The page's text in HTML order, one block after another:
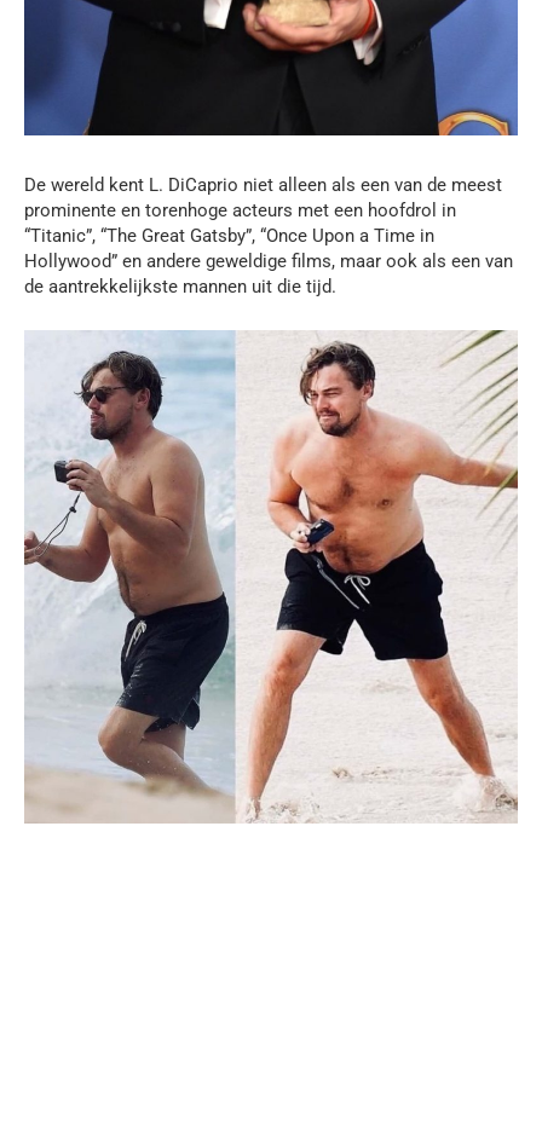
De wereld kent L. DiCaprio niet alleen als een van de meest
prominente en torenhoge acteurs met een hoofdrol in
“Titanic”, “The Great Gatsby”, “Once Upon a Time in
Hollywood” en andere geweldige films, maar ook als een van
de aantrekkelijkste mannen uit die tijd.